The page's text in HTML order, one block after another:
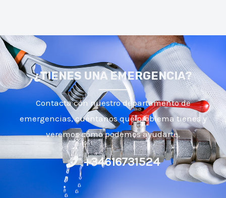
¿TIENES UNA EMERGENCIA?
Contacta con nuestro departamento de
emergencias, cuéntanos qué problema tienes y
veremos cómo podemos ayudarte.
+34616731524